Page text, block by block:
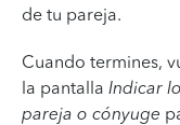
de tu pareja.
Cuando termines,
la pantalla Indicar
pareja o cónyuge